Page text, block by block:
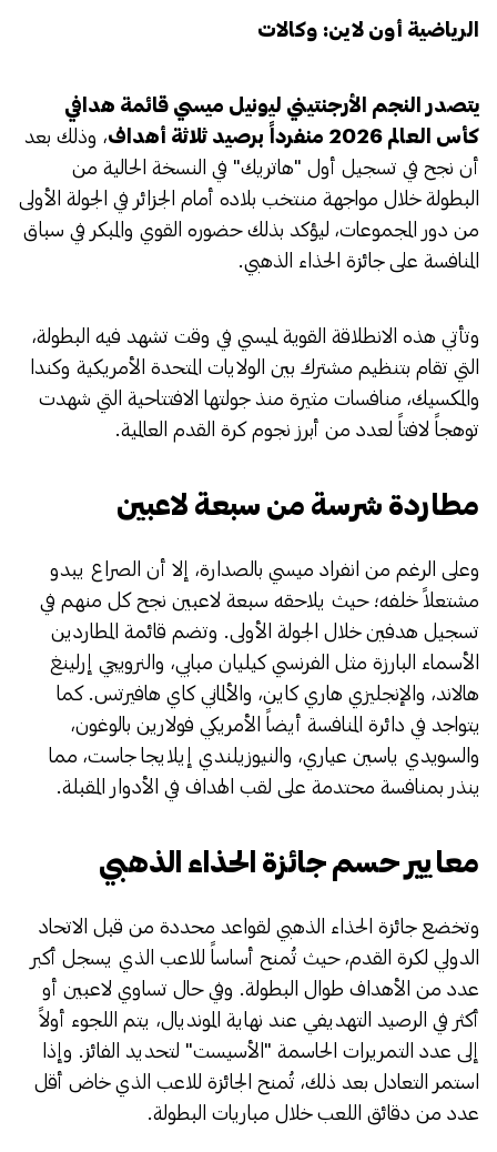
الرياضية أون لاين: وكالات
يتصدر النجم الأرجنتيني ليونيل ميسي قائمة هدافي
كأس العالم 2026 منفرداً برصيد ثلاثة أهداف
، وذلك بعد
أن نجح في تسجيل أول "هاتريك" في النسخة الحالية من
البطولة خلال مواجهة منتخب بلاده أمام الجزائر في الجولة الأولى
من دور المجموعات، ليؤكد بذلك حضوره القوي والمبكر في سباق
المنافسة على جائزة الحذاء الذهبي.
​وتأتي هذه الانطلاقة القوية لميسي في وقت تشهد فيه البطولة،
التي تقام بتنظيم مشترك بين الولايات المتحدة الأمريكية وكندا
والمكسيك، منافسات مثيرة منذ جولتها الافتتاحية التي شهدت
توهجاً لافتاً لعدد من أبرز نجوم كرة القدم العالمية.
مطاردة شرسة من سبعة لاعبين
​وعلى الرغم من انفراد ميسي بالصدارة، إلا أن الصراع يبدو
مشتعلاً خلفه؛ حيث يلاحقه سبعة لاعبين نجح كل منهم في
تسجيل هدفين خلال الجولة الأولى. وتضم قائمة المطاردين
الأسماء البارزة مثل الفرنسي كيليان مبابي، والنرويجي إرلينغ
هالاند، والإنجليزي هاري كاين، والألماني كاي هافيرتس. كما
يتواجد في دائرة المنافسة أيضاً الأمريكي فولارين بالوغون،
والسويدي ياسين عياري، والنيوزيلندي إيلايجا جاست، مما
ينذر بمنافسة محتدمة على لقب الهداف في الأدوار المقبلة.
معايير حسم جائزة الحذاء الذهبي
​وتخضع جائزة الحذاء الذهبي لقواعد محددة من قبل الاتحاد
الدولي لكرة القدم، حيث تُمنح أساساً للاعب الذي يسجل أكبر
عدد من الأهداف طوال البطولة. وفي حال تساوي لاعبين أو
أكثر في الرصيد التهديفي عند نهاية المونديال، يتم اللجوء أولاً
إلى عدد التمريرات الحاسمة "الأسيست" لتحديد الفائز. وإذا
استمر التعادل بعد ذلك، تُمنح الجائزة للاعب الذي خاض أقل
عدد من دقائق اللعب خلال مباريات البطولة.